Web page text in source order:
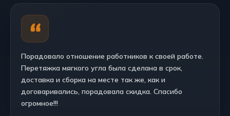
Порадовало отношение работников к своей работе.
Перетяжка мягкого угла была сделана в срок,
доставка и сборка на месте так же, как и
договаривались, порадовала скидка. Спасибо
огромное!!!